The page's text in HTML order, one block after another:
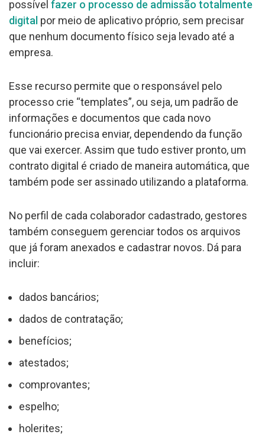
possível fazer o processo de admissão totalmente
digital por meio de aplicativo próprio, sem precisar
que nenhum documento físico seja levado até a
empresa.
Esse recurso permite que o responsável pelo
processo crie “templates”, ou seja, um padrão de
informações e documentos que cada novo
funcionário precisa enviar, dependendo da função
que vai exercer. Assim que tudo estiver pronto, um
contrato digital é criado de maneira automática, que
também pode ser assinado utilizando a plataforma.
No perfil de cada colaborador cadastrado, gestores
também conseguem gerenciar todos os arquivos
que já foram anexados e cadastrar novos. Dá para
incluir:
dados bancários;
dados de contratação;
benefícios;
atestados;
comprovantes;
espelho;
holerites;